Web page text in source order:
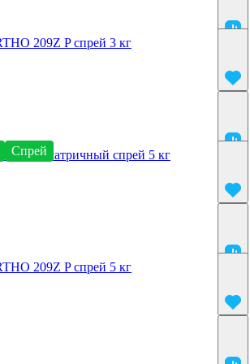
209Z P спрей 3 кг
Спрей
272S матричный спрей 5 кг
209Z P спрей 5 кг